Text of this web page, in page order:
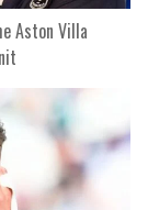
Aston Villa